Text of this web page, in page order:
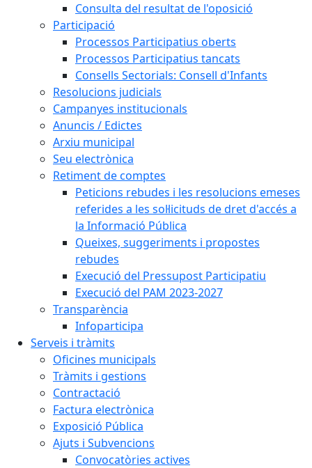
Consulta del resultat de l'oposició
Participació
Processos Participatius oberts
Processos Participatius tancats
Consells Sectorials: Consell d'Infants
Resolucions judicials
Campanyes institucionals
Anuncis / Edictes
Arxiu municipal
Seu electrònica
Retiment de comptes
Peticions rebudes i les resolucions emeses
referides a les sol·licituds de dret d'accés a
la Informació Pública
Queixes, suggeriments i propostes
rebudes
Execució del Pressupost Participatiu
Execució del PAM 2023-2027
Transparència
Infoparticipa
Serveis i tràmits
Oficines municipals
Tràmits i gestions
Contractació
Factura electrònica
Exposició Pública
Ajuts i Subvencions
Convocatòries actives